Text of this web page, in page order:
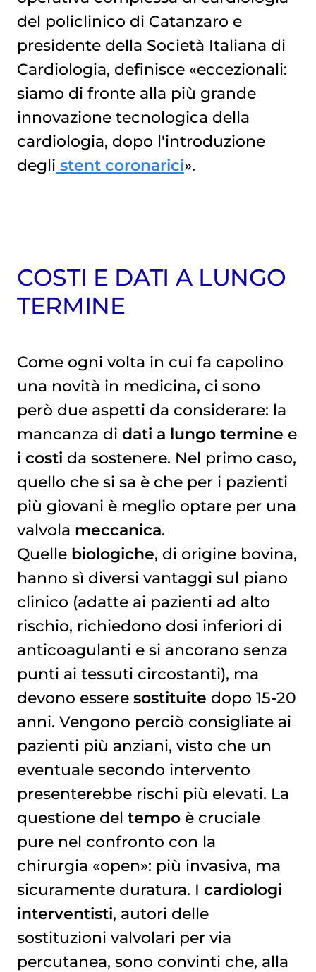
del policlinico di Catanzaro e
presidente della Società Italiana di
Cardiologia, definisce «eccezionali:
siamo di fronte alla più grande
innovazione tecnologica della
cardiologia, dopo l'introduzione
degli stent coronarici».
COSTI E DATI A LUNGO
TERMINE
Come ogni volta in cui fa capolino
una novità in medicina, ci sono
però due aspetti da considerare: la
mancanza di dati a lungo termine e
i costi da sostenere. Nel primo caso,
quello che si sa è che per i pazienti
più giovani è meglio optare per una
valvola meccanica.
Quelle biologiche, di origine bovina,
hanno sì diversi vantaggi sul piano
clinico (adatte ai pazienti ad alto
rischio, richiedono dosi inferiori di
anticoagulanti e si ancorano senza
punti ai tessuti circostanti), ma
devono essere sostituite dopo 15-20
anni. Vengono perciò consigliate ai
pazienti più anziani, visto che un
eventuale secondo intervento
presenterebbe rischi più elevati. La
questione del tempoè cruciale
pure nel confronto con la
chirurgia «open»: più invasiva, ma
sicuramente duratura. I cardiologi
interventisti, autori delle
sostituzioni valvolari per via
percutanea, sono convinti che, alla